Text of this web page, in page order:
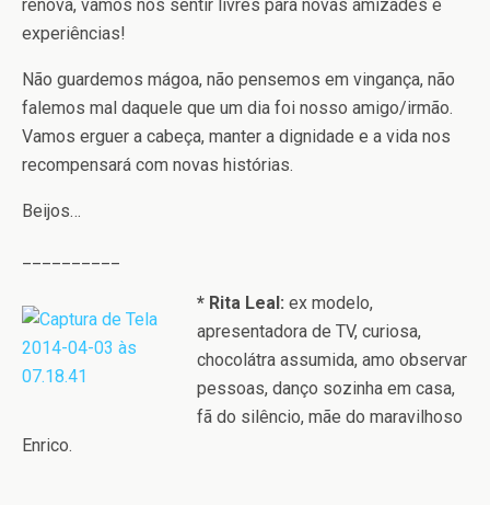
renova, vamos nos sentir livres para novas amizades e
experiências!
Não guardemos mágoa, não pensemos em vingança, não
falemos mal daquele que um dia foi nosso amigo/irmão.
Vamos erguer a cabeça, manter a dignidade e a vida nos
recompensará com novas histórias.
Beijos…
* Rita Leal: ex modelo,
apresentadora de TV, curiosa,
chocolátra assumida, amo observar
pessoas, danço sozinha em casa,
fã do silêncio, mãe do maravilhoso
Enrico.